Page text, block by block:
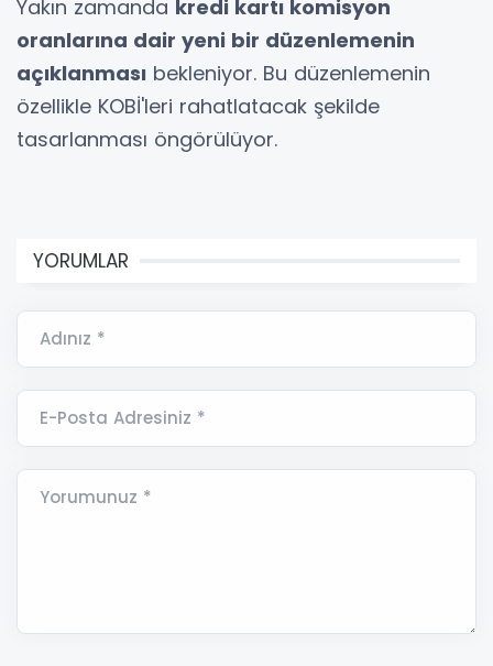
Yakın zamanda kredi kartı komisyon
oranlarına dair yeni bir düzenlemenin
açıklanması bekleniyor. Bu düzenlemenin
özellikle KOBİ'leri rahatlatacak şekilde
tasarlanması öngörülüyor.
YORUMLAR
Adınız *
E-Posta Adresiniz *
Yorumunuz *